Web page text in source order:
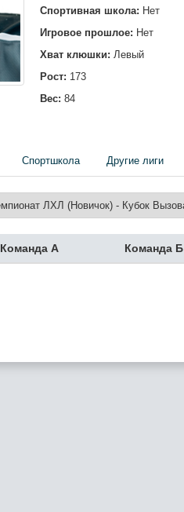
Спортивная школа: Нет
Игровое прошлое: Нет
Хват клюшки: Левый
Рост: 173
Вес: 84
Спортшкола Другие лиги
Команда А Команда Б